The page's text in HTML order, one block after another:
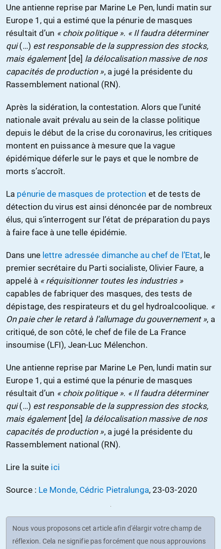
Une antienne reprise par Marine Le Pen, lundi matin sur
Europe 1, qui a estimé que la pénurie de masques
résultait d’un « choix politique ». « Il faudra déterminer
qui(…) est responsable de la suppression des stocks,
mais également [de] la délocalisation massive de nos
capacités de production », a jugé la présidente du
Rassemblement national (RN).
Après la sidération, la contestation. Alors que l’unité
nationale avait prévalu au sein de la classe politique
depuis le début de la crise du coronavirus, les critiques
montent en puissance à mesure que la vague
épidémique déferle sur le pays et que le nombre de
morts s’accroît.
La pénurie de masques de protection et de tests de
détection du virus est ainsi dénoncée par de nombreux
élus, qui s’interrogent sur l’état de préparation du pays
à faire face à une telle épidémie.
Dans une lettre adressée dimanche au chef de l’Etat, le
premier secrétaire du Parti socialiste, Olivier Faure, a
appelé à « réquisitionner toutes les industries »
capables de fabriquer des masques, des tests de
dépistage, des respirateurs et du gel hydroalcoolique. «
On paie cher le retard à l’allumage du gouvernement », a
critiqué, de son côté, le chef de file de La France
insoumise (LFI), Jean-Luc Mélenchon.
Une antienne reprise par Marine Le Pen, lundi matin sur
Europe 1, qui a estimé que la pénurie de masques
résultait d’un « choix politique ». « Il faudra déterminer
qui(…) est responsable de la suppression des stocks,
mais également [de] la délocalisation massive de nos
capacités de production », a jugé la présidente du
Rassemblement national (RN).
Lire la suite ici
Source : Le Monde, Cédric Pietralunga, 23-03-2020
Nous vous proposons cet article afin d'élargir votre champ de
réflexion. Cela ne signifie pas forcément que nous approuvions